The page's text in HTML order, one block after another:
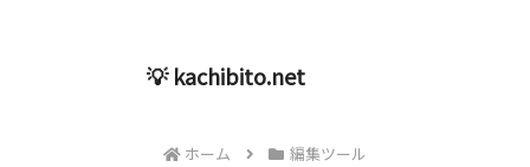
💡 kachibito.net
ホーム 編集ツール